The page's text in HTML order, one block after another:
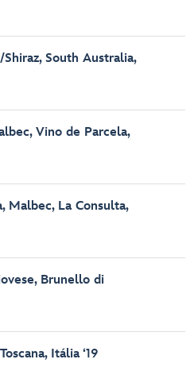
South Australia,
Vino de Parcela,
Malbec, La Consulta,
Brunello di
Itália ‘19